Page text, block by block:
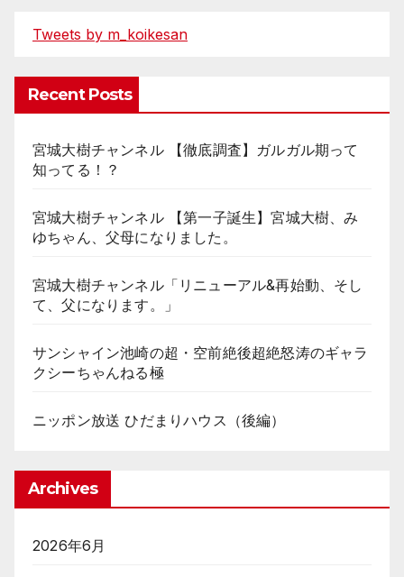
Tweets by m_koikesan
Recent Posts
宮城大樹チャンネル 【徹底調査】ガルガル期って
知ってる！？
宮城大樹チャンネル 【第一子誕生】宮城大樹、み
ゆちゃん、父母になりました。
宮城大樹チャンネル「リニューアル&再始動、そし
て、父になります。」
サンシャイン池崎の超・空前絶後超絶怒涛のギャラ
クシーちゃんねる極
ニッポン放送 ひだまりハウス（後編）
Archives
2026年6月